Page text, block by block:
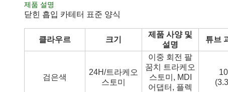
제품 설명
닫힌 흡입 카테터 표준 양식
클라우르 크기
제품 사양 및
설명
튜브
검은색
24H/트라케오
스토미
이중 회전 팔
꿈치 트라케오
스토미, MDI
어댑터, 플렉